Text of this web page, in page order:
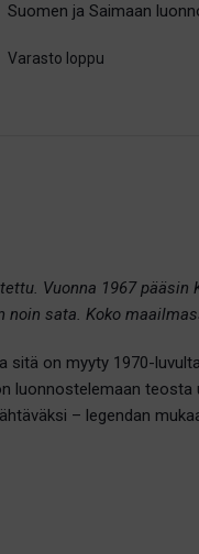
Suomen ja Saimaan
Varasto loppu
Vuonna 1967
noin sata. Koko
on myyty 1970-
luonnostelemaan
– legendan